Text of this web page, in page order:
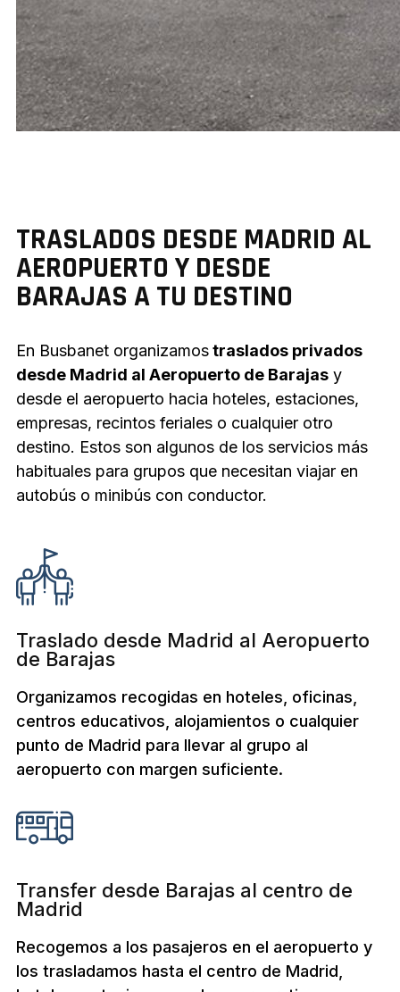
TRASLADOS DESDE MADRID AL
AEROPUERTO Y DESDE
BARAJAS A TU DESTINO
En Busbanet organizamostraslados privados
desde Madrid al Aeropuerto de Barajas y
desde el aeropuerto hacia hoteles, estaciones,
empresas, recintos feriales o cualquier otro
destino. Estos son algunos de los servicios más
habituales para grupos que necesitan viajar en
autobús o minibús con conductor.
Traslado desde Madrid al Aeropuerto
de Barajas
Organizamos recogidas en hoteles, oficinas,
centros educativos, alojamientos o cualquier
punto de Madrid para llevar al grupo al
aeropuerto con margen suficiente.
Transfer desde Barajas al centro de
Madrid
Recogemos a los pasajeros en el aeropuerto y
los trasladamos hasta el centro de Madrid,